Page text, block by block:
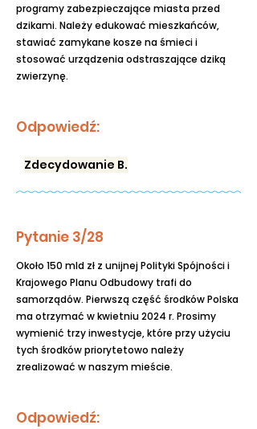
programy zabezpieczające miasta przed
dzikami. Należy edukować mieszkańców,
stawiać zamykane kosze na śmieci i
stosować urządzenia odstraszające dziką
zwierzynę.
Odpowiedź:
Zdecydowanie B.
Pytanie 3/28
Około 150 mld zł z unijnej Polityki Spójności i
Krajowego Planu Odbudowy trafi do
samorządów. Pierwszą część środków Polska
ma otrzymać w kwietniu 2024 r. Prosimy
wymienić trzy inwestycje, które przy użyciu
tych środków priorytetowo należy
zrealizować w naszym mieście.
Odpowiedź: